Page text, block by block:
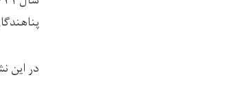
در این